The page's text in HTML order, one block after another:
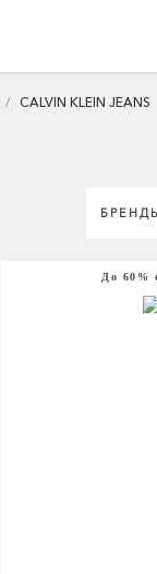
/ CALVIN KLEIN JEANS
До 60%